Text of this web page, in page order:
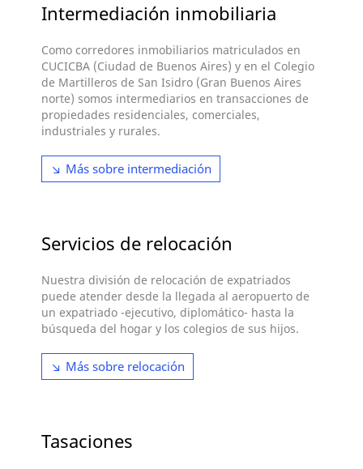
Intermediación inmobiliaria
Como corredores inmobiliarios matriculados en
CUCICBA (Ciudad de Buenos Aires) y en el Colegio
de Martilleros de San Isidro (Gran Buenos Aires
norte) somos intermediarios en transacciones de
propiedades residenciales, comerciales,
industriales y rurales.
Más sobre intermediación
Servicios de relocación
Nuestra división de relocación de expatriados
puede atender desde la llegada al aeropuerto de
un expatriado -ejecutivo, diplomático- hasta la
búsqueda del hogar y los colegios de sus hijos.
Más sobre relocación
Tasaciones